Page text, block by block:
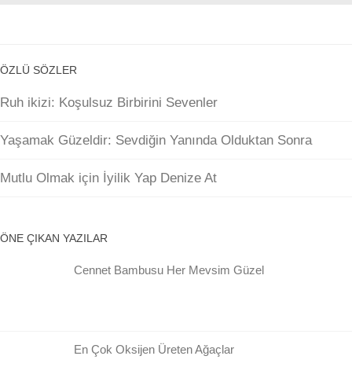
ÖZLÜ SÖZLER
Ruh ikizi: Koşulsuz Birbirini Sevenler
Yaşamak Güzeldir: Sevdiğin Yanında Olduktan Sonra
Mutlu Olmak için İyilik Yap Denize At
ÖNE ÇIKAN YAZILAR
Cennet Bambusu Her Mevsim Güzel
En Çok Oksijen Üreten Ağaçlar